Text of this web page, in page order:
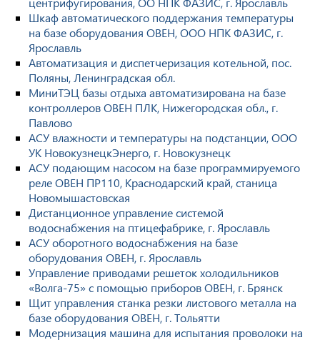
Шкаф автоматического поддержания температуры
на базе оборудования ОВЕН, ООО НПК ФАЗИС, г.
Ярославль
Автоматизация и диспетчеризация котельной, пос.
Поляны, Ленинградская обл.
МиниТЭЦ базы отдыха автоматизирована на базе
контроллеров ОВЕН ПЛК, Нижегородская обл., г.
Павлово
АСУ влажности и температуры на подстанции, ООО
УК НовокузнецкЭнерго, г. Новокузнецк
АСУ подающим насосом на базе программируемого
реле ОВЕН ПР110, Краснодарский край, станица
Новомышастовская
Дистанционное управление системой
водоснабжения на птицефабрике, г. Ярославль
АСУ оборотного водоснабжения на базе
оборудования ОВЕН, г. Ярославль
Управление приводами решеток холодильников
«Волга-75» с помощью приборов ОВЕН, г. Брянск
Щит управления станка резки листового металла на
базе оборудования ОВЕН, г. Тольятти
Модернизация машина для испытания проволоки на